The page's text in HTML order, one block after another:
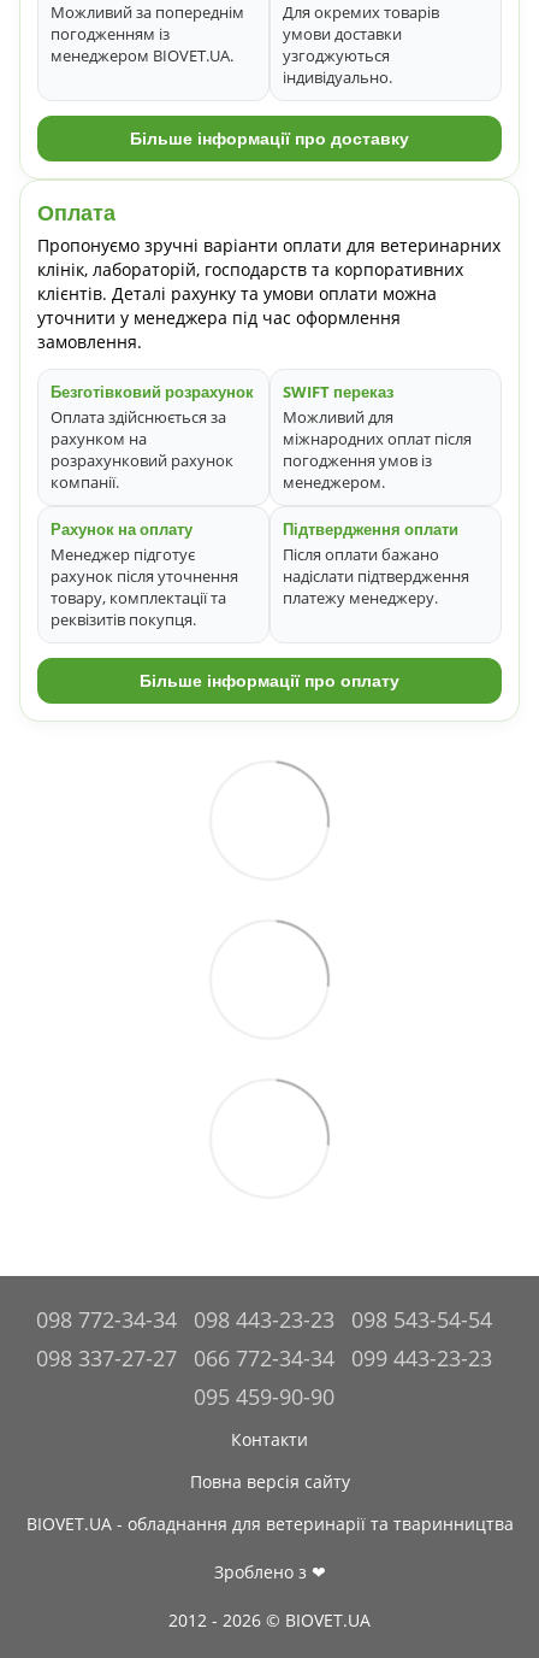
Можливий за попереднім
погодженням із
менеджером BIOVET.UA.
Для окремих товарів
умови доставки
узгоджуються
індивідуально.
Більше інформації про доставку
Оплата
Пропонуємо зручні варіанти оплати для ветеринарних
клінік, лабораторій, господарств та корпоративних
клієнтів. Деталі рахунку та умови оплати можна
уточнити у менеджера під час оформлення
замовлення.
Безготівковий розрахунок
Оплата здійснюється за
рахунком на
розрахунковий рахунок
компанії.
SWIFT переказ
Можливий для
міжнародних оплат після
погодження умов із
менеджером.
Рахунок на оплату
Менеджер підготує
рахунок після уточнення
товару, комплектації та
реквізитів покупця.
Підтвердження оплати
Після оплати бажано
надіслати підтвердження
платежу менеджеру.
Більше інформації про оплату
098 772-34-34 098 443-23-23
098 543-54-54
098 337-27-27
066 772-34-34
099 443-23-23
095 459-90-90
Контакти
Повна версія сайту
BIOVET.UA - обладнання для ветеринарії та тваринництва
Зроблено з ❤
2012 - 2026 © BIOVET.UA